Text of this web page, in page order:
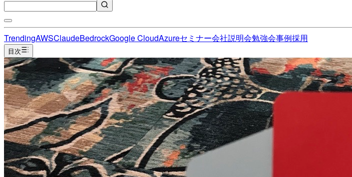
TrendingAWSClaudeBedrockGoogle CloudAzureセミナー会社説明会勉強会事例採用
目次